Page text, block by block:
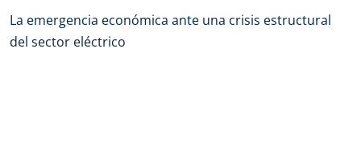
La emergencia económica ante una crisis estructural
del sector eléctrico